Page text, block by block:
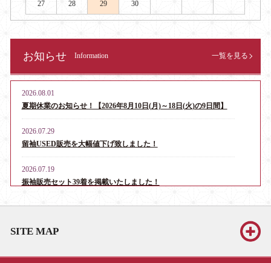
27 28 29 30
お知らせ Information 一覧を見る
2026.08.01
夏期休業のお知らせ！【2026年8月10日(月)～18日(火)の9日間】
2026.07.29
留袖USED販売を大幅値下げ致しました！
2026.07.19
振袖販売セット39着を掲載いたしました！
2026.06.13
した！
2026.06.13
SITE MAP